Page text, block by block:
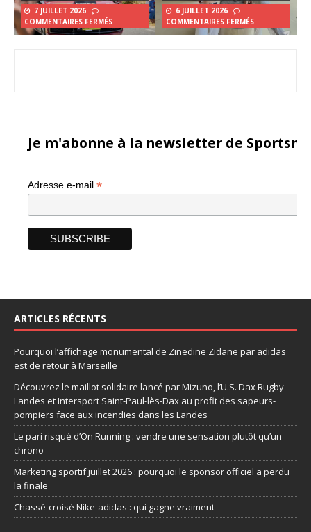
7 JUILLET 2026
COMMENTAIRES FERMÉS
6 JUILLET 2026
COMMENTAIRES FERMÉS
Je m'abonne à la newsletter de
Adresse e-mail *
ARTICLES RÉCENTS
Pourquoi l’affichage monumental de Zinedine Zidane par adidas
est de retour à Marseille
Découvrez le maillot solidaire lancé par Mizuno, l’U.S. Dax Rugby
Landes et Intersport Saint-Paul-lès-Dax au profit des sapeurs-
pompiers face aux incendies dans les Landes
Le pari risqué d’On Running : vendre une sensation plutôt qu’un
chrono
Marketing sportif juillet 2026 : pourquoi le sponsor officiel a perdu
la finale
Chassé-croisé Nike-adidas : qui gagne vraiment